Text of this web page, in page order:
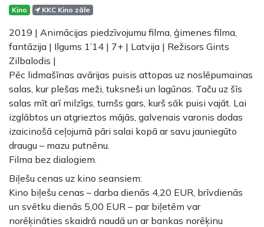
Kino KKC Kino zāle
2019 | Animācijas piedzīvojumu filma, ģimenes filma,
fantāzija | Ilgums 1’14 | 7+ | Latvija | Režisors Gints
Zilbalodis |
Pēc lidmašīnas avārijas puisis attopas uz noslēpumainas
salas, kur plešas meži, tuksneši un lagūnas. Taču uz šīs
salas mīt arī milzīgs, tumšs gars, kurš sāk puisi vajāt. Lai
izglābtos un atgrieztos mājās, galvenais varonis dodas
izaicinošā ceļojumā pāri salai kopā ar savu jauniegūto
draugu – mazu putnēnu.
Filma bez dialogiem.
Biļešu cenas uz kino seansiem:
Kino biļešu cenas – darba dienās 4,20 EUR, brīvdienās
un svētku dienās 5,00 EUR – par biļetēm var
norēķināties skaidrā naudā un ar bankas norēķinu